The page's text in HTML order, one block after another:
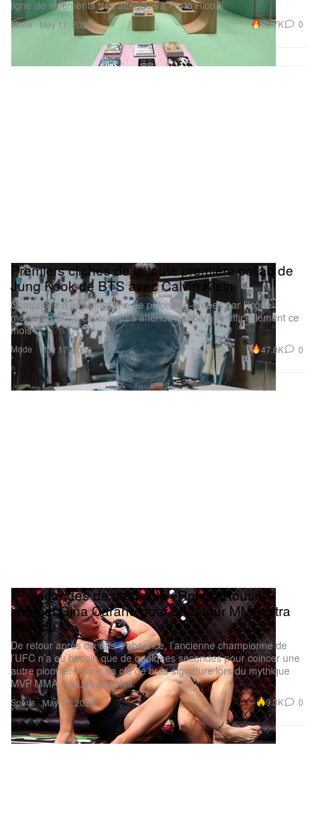
Mode
ligne de vêtements très attendue à Porto Rico.
May 17, 2026 62.7K 0
Mode
Premiers clichés de la toute première collab de
Jung Kook de BTS avec Calvin Klein
Composée d’une vingtaine de pièces co‑créées par l’icône
mondiale, cette capsule très attendue débarque officiellement ce
mois‑ci.
May 17, 2026 47.8K 0
Sports
17 secondes de nostalgie : Ronda Rousey
soumet Gina Carano pour un retour MMA ultra
attendu
De retour après dix ans d’absence, l’ancienne championne de
l’UFC n’a eu besoin que de quelques secondes pour coincer une
autre pionnière dans sa clé de bras signature lors du mythique
MVP MMA 1 à Los Angeles.
May 17, 2026 9.3K 0